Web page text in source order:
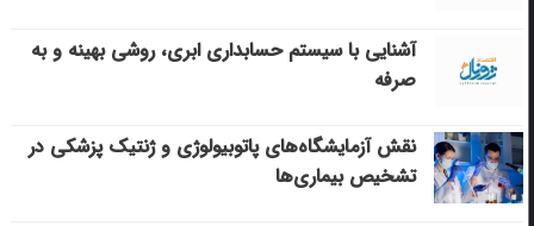
آشنایی با سیستم حسابداری ابری، روشی بهینه و به
صرفه
نقش آزمایشگاه‌های پاتوبیولوژی و ژنتیک پزشکی در
تشخیص بیماری‌ها